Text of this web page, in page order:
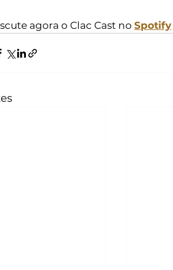
agora o Clac Cast no Spotify